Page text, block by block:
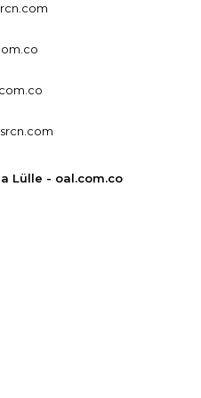
Lülle - oal.com.co